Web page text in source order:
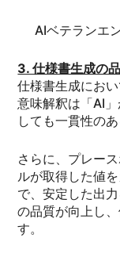
AIベテランエ
3. 仕様書生成の
仕様書生成にお
意味解釈は「AI
しても一貫性の
さらに、プレー
ルが取得した値
で、安定した出
の品質が向上し
す。